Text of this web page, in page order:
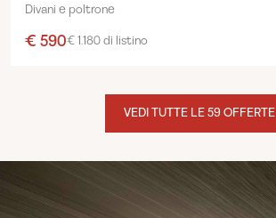
Divani e poltrone
€ 590€ 1.180 di listino
VEDI TUTTE LE 59 OFFERTE